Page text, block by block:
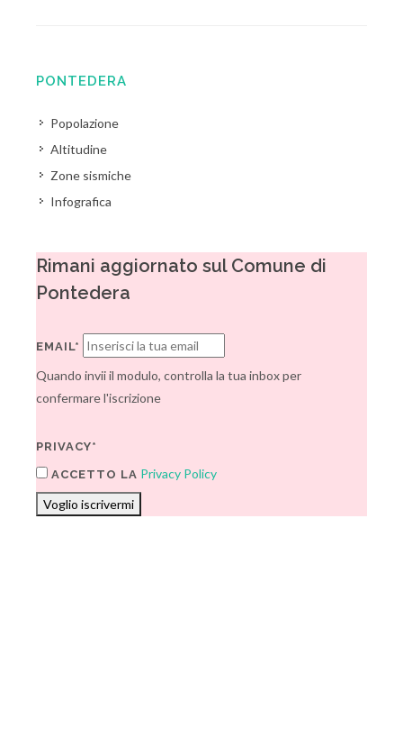
PONTEDERA
Popolazione
Altitudine
Zone sismiche
Infografica
Rimani aggiornato sul Comune di
Pontedera
EMAIL*
Quando invii il modulo, controlla la tua inbox per
confermare l'iscrizione
PRIVACY*
ACCETTO LA Privacy Policy
Voglio iscrivermi